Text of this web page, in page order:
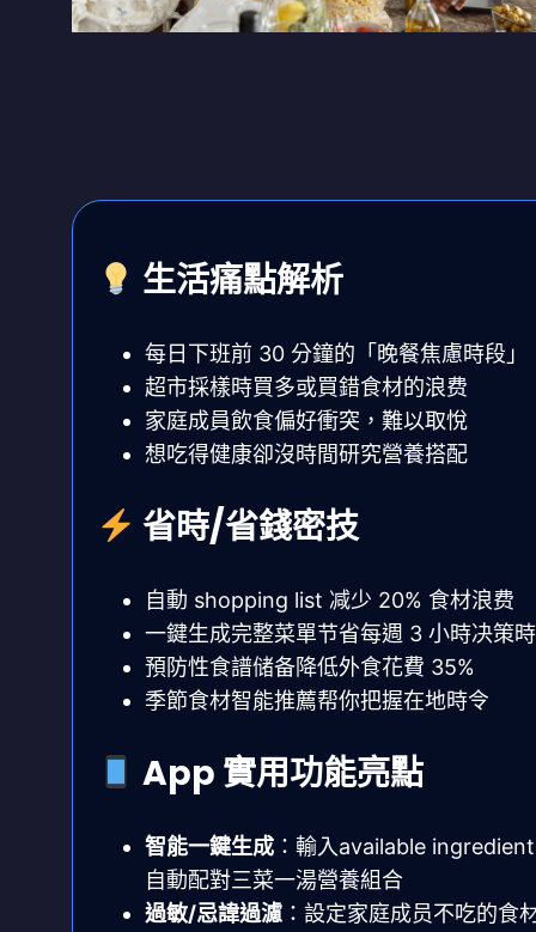
生活痛點解析
每日下班前 30 分鐘的「晚餐焦慮時段」
超市採樣時買多或買錯食材的浪费
家庭成員飲食偏好衝突，難以取悅
想吃得健康卻沒時間研究營養搭配
省時/省錢密技
自動 shopping list 减少 20% 食材浪费
一鍵生成完整菜單节省每週 3 小時决策
預防性食譜储备降低外食花費 35%
季節食材智能推薦帮你把握在地時令
App 實用功能亮點
智能一鍵生成 ：輸入available
自動配對三菜一湯營養組合
過敏/忌諱過濾 ：設定家庭成员不吃的食